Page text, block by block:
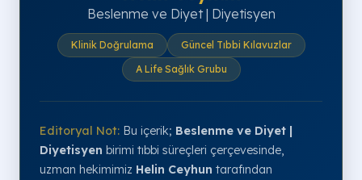
Beslenme ve Diyet | Diyetisyen
Klinik Doğrulama
Güncel Tıbbi Kılavuzlar
A Life Sağlık Grubu
Editoryal Not: Bu içerik; Beslenme ve Diyet |
Diyetisyen birimi tıbbi süreçleri çerçevesinde,
uzman hekimimiz Helin Ceyhun tarafından